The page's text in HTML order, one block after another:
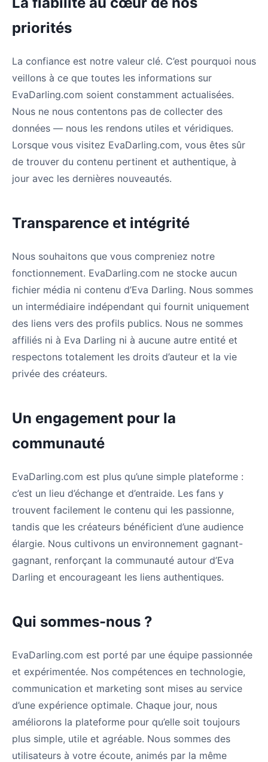
priorités
La confiance est notre valeur clé. C’est pourquoi nous
veillons à ce que toutes les informations sur
EvaDarling.com soient constamment actualisées.
Nous ne nous contentons pas de collecter des
données — nous les rendons utiles et véridiques.
Lorsque vous visitez EvaDarling.com, vous êtes sûr
de trouver du contenu pertinent et authentique, à
jour avec les dernières nouveautés.
Transparence et intégrité
Nous souhaitons que vous compreniez notre
fonctionnement. EvaDarling.com ne stocke aucun
fichier média ni contenu d’Eva Darling. Nous sommes
un intermédiaire indépendant qui fournit uniquement
des liens vers des profils publics. Nous ne sommes
affiliés ni à Eva Darling ni à aucune autre entité et
respectons totalement les droits d’auteur et la vie
privée des créateurs.
Un engagement pour la
communauté
EvaDarling.com est plus qu’une simple plateforme :
c’est un lieu d’échange et d’entraide. Les fans y
trouvent facilement le contenu qui les passionne,
tandis que les créateurs bénéficient d’une audience
élargie. Nous cultivons un environnement gagnant-
gagnant, renforçant la communauté autour d’Eva
Darling et encourageant les liens authentiques.
Qui sommes-nous ?
EvaDarling.com est porté par une équipe passionnée
et expérimentée. Nos compétences en technologie,
communication et marketing sont mises au service
d’une expérience optimale. Chaque jour, nous
améliorons la plateforme pour qu’elle soit toujours
plus simple, utile et agréable. Nous sommes des
utilisateurs à votre écoute, animés par la même